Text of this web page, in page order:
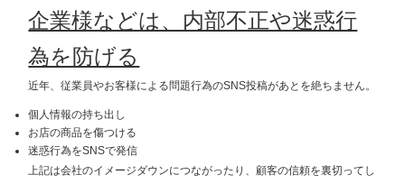
企業様などは、内部不正や迷惑行
為を防げる
近年、従業員やお客様による問題行為のSNS投稿があとを絶ちません。
個人情報の持ち出し
お店の商品を傷つける
迷惑行為をSNSで発信
上記は会社のイメージダウンにつながったり、顧客の信頼を裏切ってし